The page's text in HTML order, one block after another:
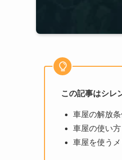
この記事はシレ
車屋の解放
車屋の使い方
車屋を使うメ